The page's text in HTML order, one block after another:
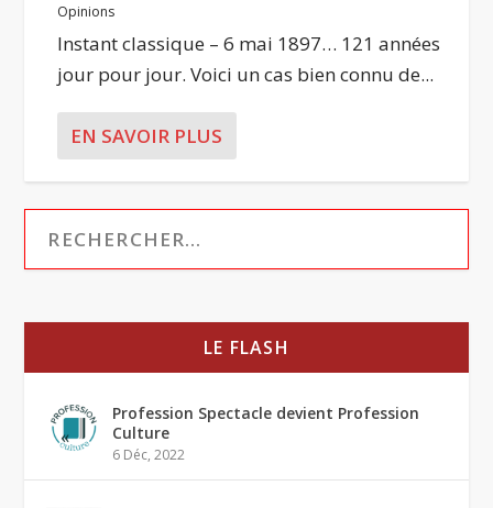
Opinions
Instant classique – 6 mai 1897… 121 années
jour pour jour. Voici un cas bien connu de...
EN SAVOIR PLUS
LE FLASH
Profession Spectacle devient Profession
Culture
6 Déc, 2022